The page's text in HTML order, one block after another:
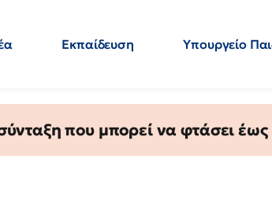
Εκπαίδευση Υπουργείο
που μπορεί να φτάσει έως